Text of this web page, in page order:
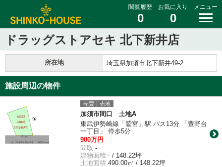
閲覧履歴
0
お気に入り
0
メニュー
ドラッグストアセキ 北下新井店
所在地 埼玉県加須市北下新井49-2
施設周辺の物件
売買｜売地
加須市間口 土地A
東武伊勢崎線「鷲宮」駅 バス13分 「豊野台
一丁目」 停歩5分
900万円
間取:-
建物面積:- / 148.22坪
土地面積:490.00㎡ / 148.22坪